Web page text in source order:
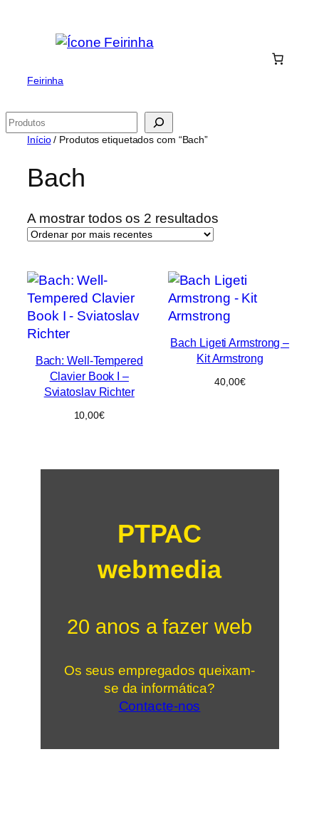
Feirinha
Pesquisar
Início/ Produtos etiquetados com “Bach”
Bach
A mostrar todos os 2 resultadosOrdenado
recentes
Bach: Well-Tempered
Clavier Book I –
Sviatoslav Richter
10,00€
Bach Ligeti Armstrong –
Kit Armstrong
40,00€
PTPAC
webmedia
20 anos a fazer web
Os seus empregados queixam-
se da informática?
Contacte-nos